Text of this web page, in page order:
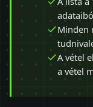
Minden
A vétel
a vétel